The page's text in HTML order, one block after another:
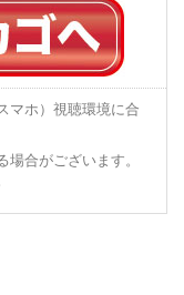
マホ）視聴環境に合
合がございます。